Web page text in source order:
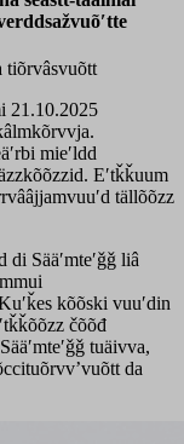
tiõrvâsvuõtt
21.10.2025
mieʹldd
Eʹtǩǩuum
tällõõzz
Sääʹmteʹǧǧ liâ
kõõski vuuʹdin
čõõđ
tuäivva,
da